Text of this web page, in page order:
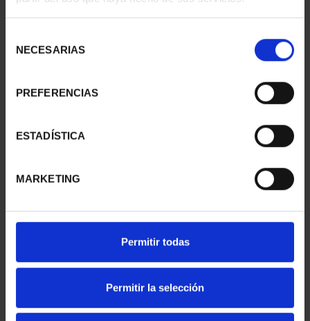
NECESARIAS
PREFERENCIAS
ESTADÍSTICA
MARKETING
Permitir todas
Permitir la selección
SUSCRIPCIÓN
CAPITALES DE
949,00 €
registrados
SUSCRIPCIÓN
CAPITALES DE
949,00 €
registrados
CAPITALES DE
COMPLET...
3.796,00 €